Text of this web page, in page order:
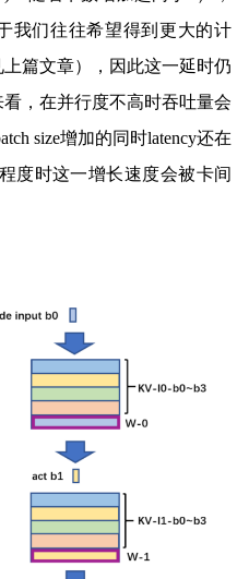
我们往往希望得到更大的计
篇文章），因此这一延时仍
，在并行度不高时吞吐量会
size增加的同时latency还在
度时这一增长速度会被卡间